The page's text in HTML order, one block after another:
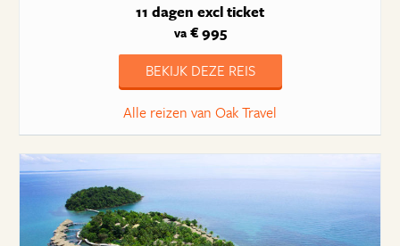
11 dagen excl ticket
va€ 995
BEKIJK DEZE REIS
Alle reizen van Oak Travel